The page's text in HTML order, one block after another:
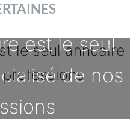
est le seul
de nos